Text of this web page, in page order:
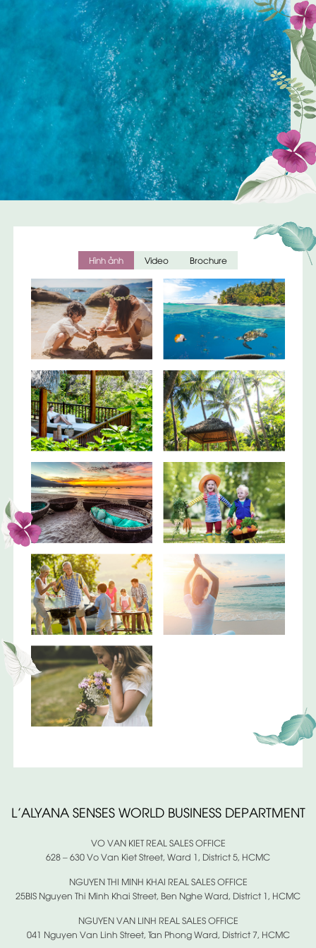
Hình ảnh Video Brochure
L’ALYANA SENSES WORLD BUSINESS DEPARTMENT
VO VAN KIET REAL SALES OFFICE
628 – 630 Vo Van Kiet Street, Ward 1, District 5, HCMC
NGUYEN THI MINH KHAI REAL SALES OFFICE
25BIS Nguyen Thi Minh Khai Street, Ben Nghe Ward, District 1, HCMC
NGUYEN VAN LINH REAL SALES OFFICE
041 Nguyen Van Linh Street, Tan Phong Ward, District 7, HCMC